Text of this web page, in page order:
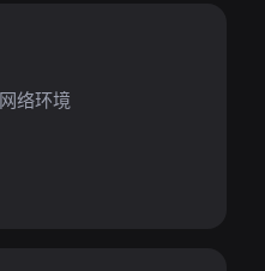
络环境